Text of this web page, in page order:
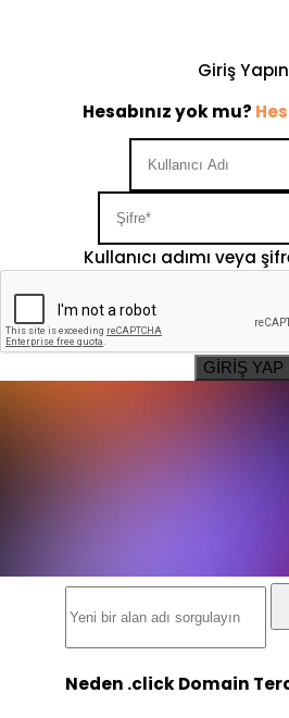
Giriş Yapın
Hesabınız yok mu?
Kullanıcı adımı veya
GİRİŞ YAP
Neden .click Domain